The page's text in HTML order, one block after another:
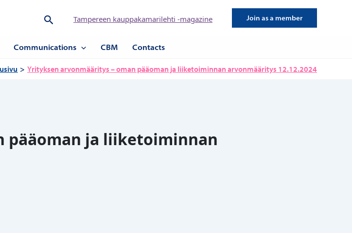
Hae Tampereen kauppakamarilehti -magazine Join as a member
Communications CBM Contacts
Yrityksen arvonmääritys – oman pääoman ja liiketoiminnan arvonmääritys 12.12.2024
pääoman ja liiketoiminnan